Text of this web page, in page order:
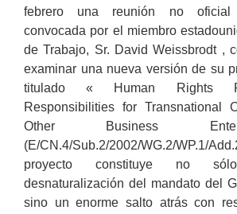
febrero una reunión no oficial
convocada por el miembro
de Trabajo, Sr. David Weissbrodt ,
examinar una nueva versión de su
titulado « Human Rights
Responsibilities for Transnational
Other Business
(E/CN.4/Sub.2/2002/WG.2/WP.1/
proyecto constituye no
desnaturalización del mandato del
sino un enorme salto atrás con